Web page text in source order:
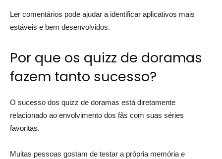
Ler comentários pode ajudar a identificar aplicativos mais
estáveis e bem desenvolvidos.
Por que os quizz de doramas
fazem tanto sucesso?
O sucesso dos quizz de doramas está diretamente
relacionado ao envolvimento dos fãs com suas séries
favoritas.
Muitas pessoas gostam de testar a própria memória e